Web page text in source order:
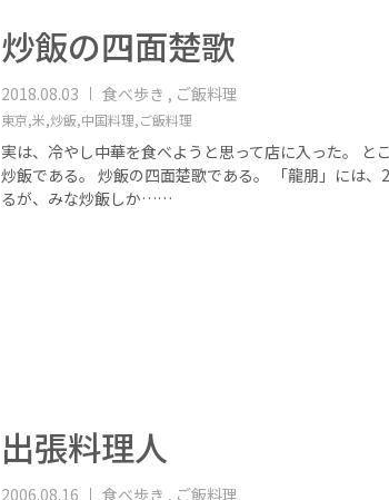
炒飯の四面楚歌
2018.08.03 食べ歩き , ご飯料理
東京,米,炒飯,中国料理,ご飯料理
実は、冷やし中華を食べようと思って店に入った。 と
炒飯である。 炒飯の四面楚歌である。 「龍朋」には、
るが、みな炒飯しか……
出張料理人
2006.08.16 食べ歩き , ご飯料理